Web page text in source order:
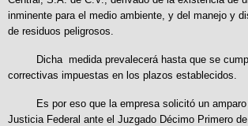
inminente para el medio ambiente, y del manejo y
de residuos peligrosos.
Dicha medida prevalecerá hasta que se
correctivas impuestas en los plazos establecidos.
Es por eso que la empresa solicitó un amparo
Justicia Federal ante el Juzgado Décimo Primero